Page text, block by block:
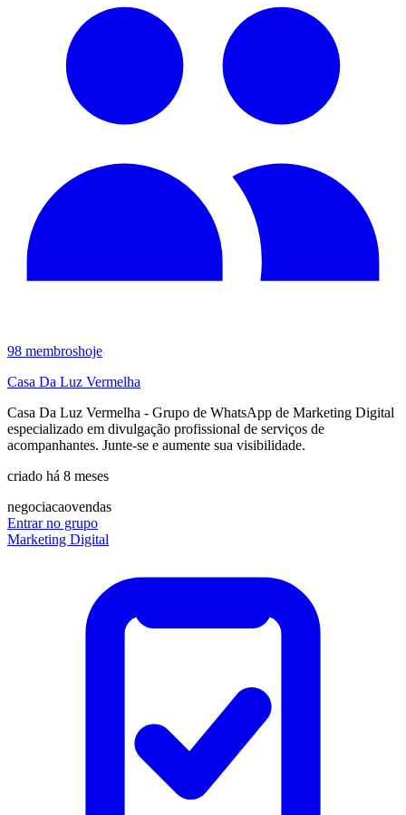
98 membroshoje
Casa Da Luz Vermelha
Casa Da Luz Vermelha - Grupo de WhatsApp de Marketing Digital
especializado em divulgação profissional de serviços de
acompanhantes. Junte-se e aumente sua visibilidade.
criado há 8 meses
negociacaovendas
Entrar no grupo
Marketing Digital